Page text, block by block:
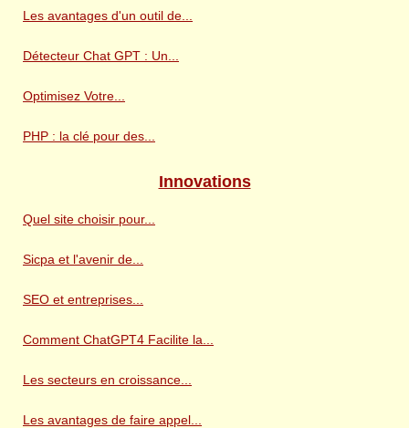
Les avantages d'un outil de...
Détecteur Chat GPT : Un...
Optimisez Votre...
PHP : la clé pour des...
Innovations
Quel site choisir pour...
Sicpa et l'avenir de...
SEO et entreprises...
Comment ChatGPT4 Facilite la...
Les secteurs en croissance...
Les avantages de faire appel...